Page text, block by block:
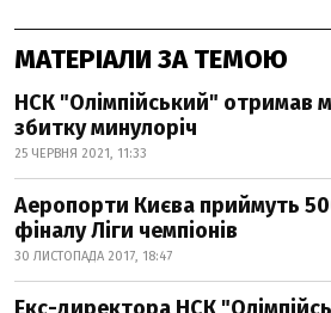
МАТЕРІАЛИ ЗА ТЕМОЮ
НСК "Олімпійський" отримав
збитку минулоріч
25 ЧЕРВНЯ 2021, 11:33
Аеропорти Києва приймуть
фіналу Ліги чемпіонів
30 ЛИСТОПАДА 2017, 18:47